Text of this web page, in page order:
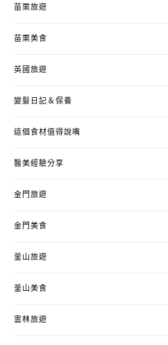
苗栗旅遊
苗栗美食
英國旅遊
變髮日記＆保養
這個食材值得說嘴
醫美經驗分享
金門旅遊
金門美食
釜山旅遊
釜山美食
雲林旅遊